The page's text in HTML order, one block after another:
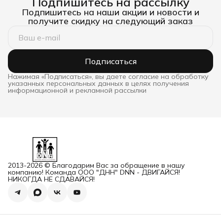
Подпишитесь на наши акции и новости и
получите скидку на следующий заказ
Подписаться
Нажимая «Подписаться», вы даете согласие на обработку
указанных персональных данных в целях получения
информационной и рекламной рассылки
2013-2026 © Благодарим Вас за обращение в нашу
компанию! Команда ООО "ДНН" DNN - ДВИГАЙСЯ!
НИКОГДА НЕ СДАВАЙСЯ!